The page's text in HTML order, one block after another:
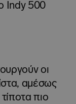
Indy 500
οι
αμέσως
πιο